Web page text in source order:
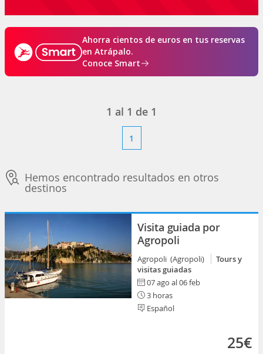
Ahorra cientos de euros en tus reservas
en Atrápalo.
Conoce Smart
1 al 1 de 1
1
Hemos encontrado resultados en otros
destinos
Visita guiada por
Agropoli
Agropoli (Agropoli)
Tours y
visitas guiadas
07 ago al 06 feb
3 horas
Español
25€